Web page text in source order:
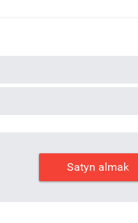
Satyn almak